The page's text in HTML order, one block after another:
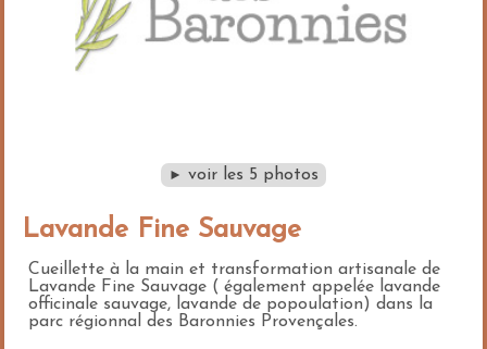
► voir les 5 photos
Lavande Fine Sauvage
Cueillette à la main et transformation artisanale de
Lavande Fine Sauvage ( également appelée lavande
officinale sauvage, lavande de popoulation) dans la
parc régionnal des Baronnies Provençales.